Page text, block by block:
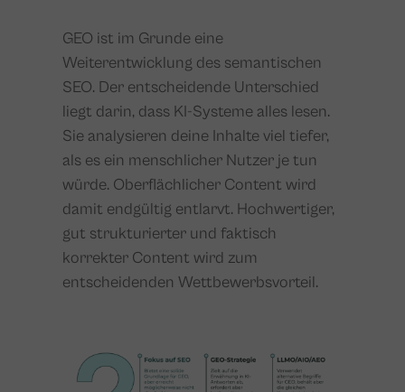
GEO ist im Grunde eine
Weiterentwicklung des semantischen
SEO. Der entscheidende Unterschied
liegt darin, dass KI-Systeme alles lesen.
Sie analysieren deine Inhalte viel tiefer,
als es ein menschlicher Nutzer je tun
würde. Oberflächlicher Content wird
damit endgültig entlarvt. Hochwertiger,
gut strukturierter und faktisch
korrekter Content wird zum
entscheidenden Wettbewerbsvorteil.